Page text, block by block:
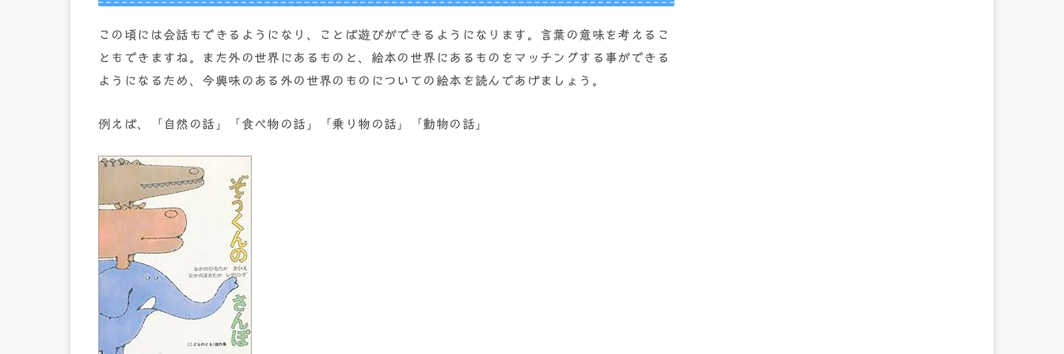
この頃には会話もできるようになり、ことば遊びができるようになります。言葉の意味を考えるこ
ともできますね。また外の世界にあるものと、絵本の世界にあるものをマッチングする事ができる
ようになるため、今興味のある外の世界のものについての絵本を読んであげましょう。
例えば、「自然の話」「食べ物の話」「乗り物の話」「動物の話」